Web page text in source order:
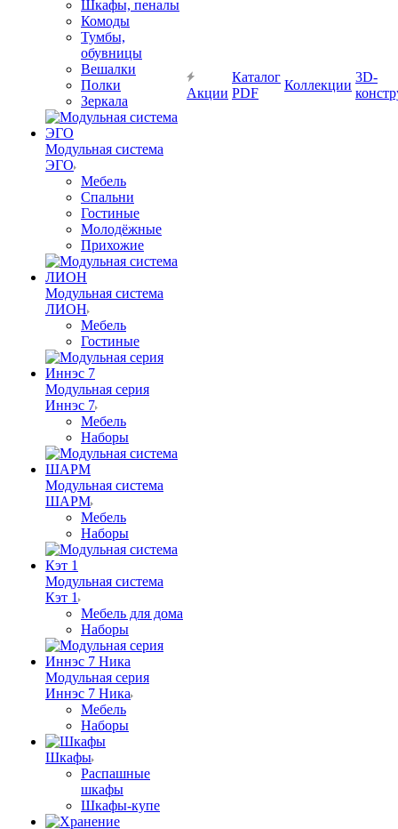
Шкафы, пеналы
Комоды
Тумбы,
обувницы
Вешалки
Полки
Зеркала
Модульная система
ЭГО
Мебель
Спальни
Гостиные
Молодёжные
Прихожие
Модульная система
ЛИОН
Мебель
Гостиные
Модульная серия
Иннэс 7
Мебель
Наборы
Модульная система
ШАРМ
Мебель
Наборы
Модульная система
Кэт 1
Мебель для дома
Наборы
Модульная серия
Иннэс 7 Ника
Мебель
Наборы
Шкафы
Распашные
шкафы
Шкафы-купе
Акции
Каталог
PDF
Коллекции
3D-